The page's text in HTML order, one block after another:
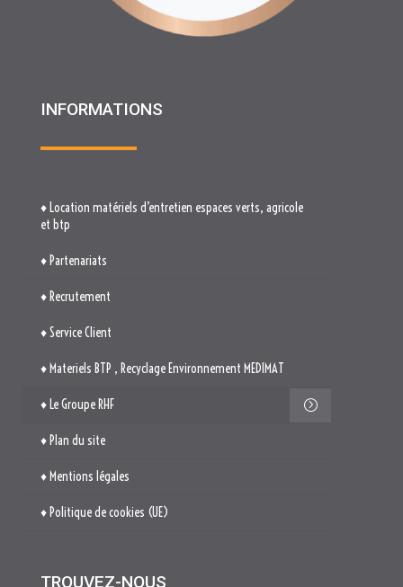
INFORMATIONS
♦ Location matériels d’entretien espaces verts, agricole
et btp
♦ Partenariats
♦ Recrutement
♦ Service Client
♦ Materiels BTP , Recyclage Environnement MEDIMAT
♦ Le Groupe RHF
♦ Plan du site
♦ Mentions légales
♦ Politique de cookies (UE)
TROUVEZ-NOUS